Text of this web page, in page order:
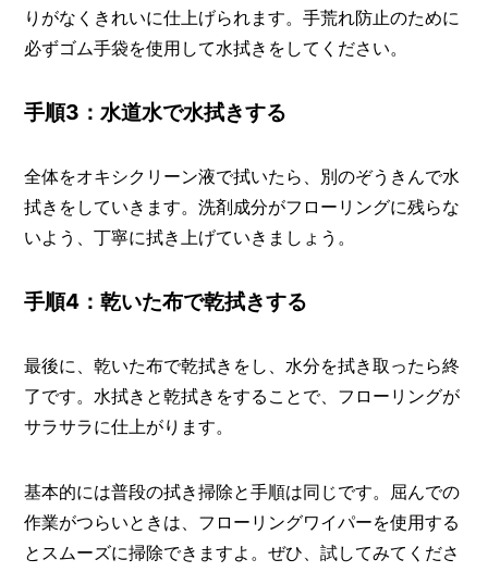
りがなくきれいに仕上げられます。手荒れ防止のために
必ずゴム手袋を使用して水拭きをしてください。
手順3：水道水で水拭きする
全体をオキシクリーン液で拭いたら、別のぞうきんで水
拭きをしていきます。洗剤成分がフローリングに残らな
いよう、丁寧に拭き上げていきましょう。
手順4：乾いた布で乾拭きする
最後に、乾いた布で乾拭きをし、水分を拭き取ったら終
了です。水拭きと乾拭きをすることで、フローリングが
サラサラに仕上がります。
基本的には普段の拭き掃除と手順は同じです。屈んでの
作業がつらいときは、フローリングワイパーを使用する
とスムーズに掃除できますよ。ぜひ、試してみてくださ